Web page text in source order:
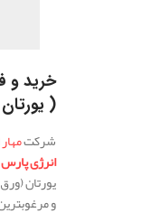
خرید و
(
شرکت
انرژی پارس
یورتان
و